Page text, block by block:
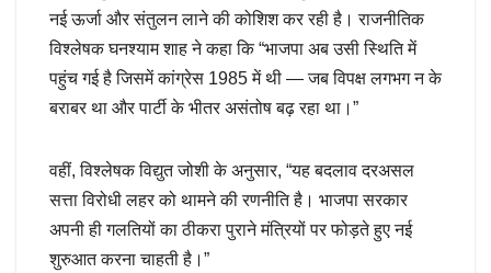
नई ऊर्जा और संतुलन लाने की कोशिश कर रही है। राजनीतिक
विश्लेषक घनश्याम शाह ने कहा कि “भाजपा अब उसी स्थिति में
पहुंच गई है जिसमें कांग्रेस 1985 में थी — जब विपक्ष लगभग न के
बराबर था और पार्टी के भीतर असंतोष बढ़ रहा था।”
वहीं, विश्लेषक विद्युत जोशी के अनुसार, “यह बदलाव दरअसल
सत्ता विरोधी लहर को थामने की रणनीति है। भाजपा सरकार
अपनी ही गलतियों का ठीकरा पुराने मंत्रियों पर फोड़ते हुए नई
शुरुआत करना चाहती है।”